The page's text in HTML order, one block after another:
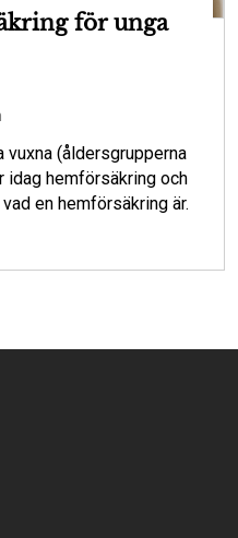
för unga
vuxna (åldersgrupperna
idag hemförsäkring och
en hemförsäkring är.